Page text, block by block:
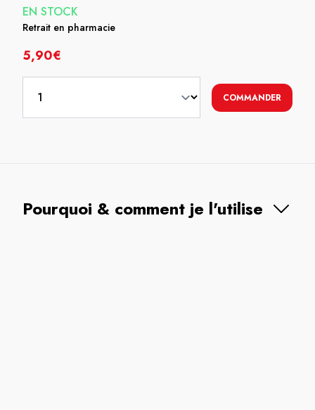
EN STOCK
Retrait en pharmacie
5,90€
COMMANDER
Pourquoi & comment je l'utilise